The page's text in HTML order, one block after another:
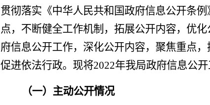
贯彻落实《中华人民共和国政府信息公开条例
点，不断健全工作机制，拓展公开内容，优
府信息公开工作，深化公开内容，聚焦重点，
促进依法行政。 现将2022年我局政府信息公开
（一）主动公开情况